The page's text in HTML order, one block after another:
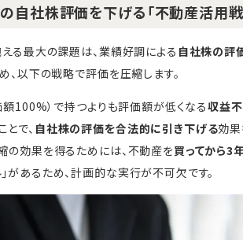
自社株評価を下げる「不動産活用戦
る最大の課題は、業績好調による 自社株の評
、以下の戦略で評価を圧縮します。
額100%）で持つよりも評価額が低くなる収益
で、 自社株の評価を合法的に引き下げる効果
の効果を得るためには、不動産を買ってから3
があるため、計画的な実行が不可欠です。